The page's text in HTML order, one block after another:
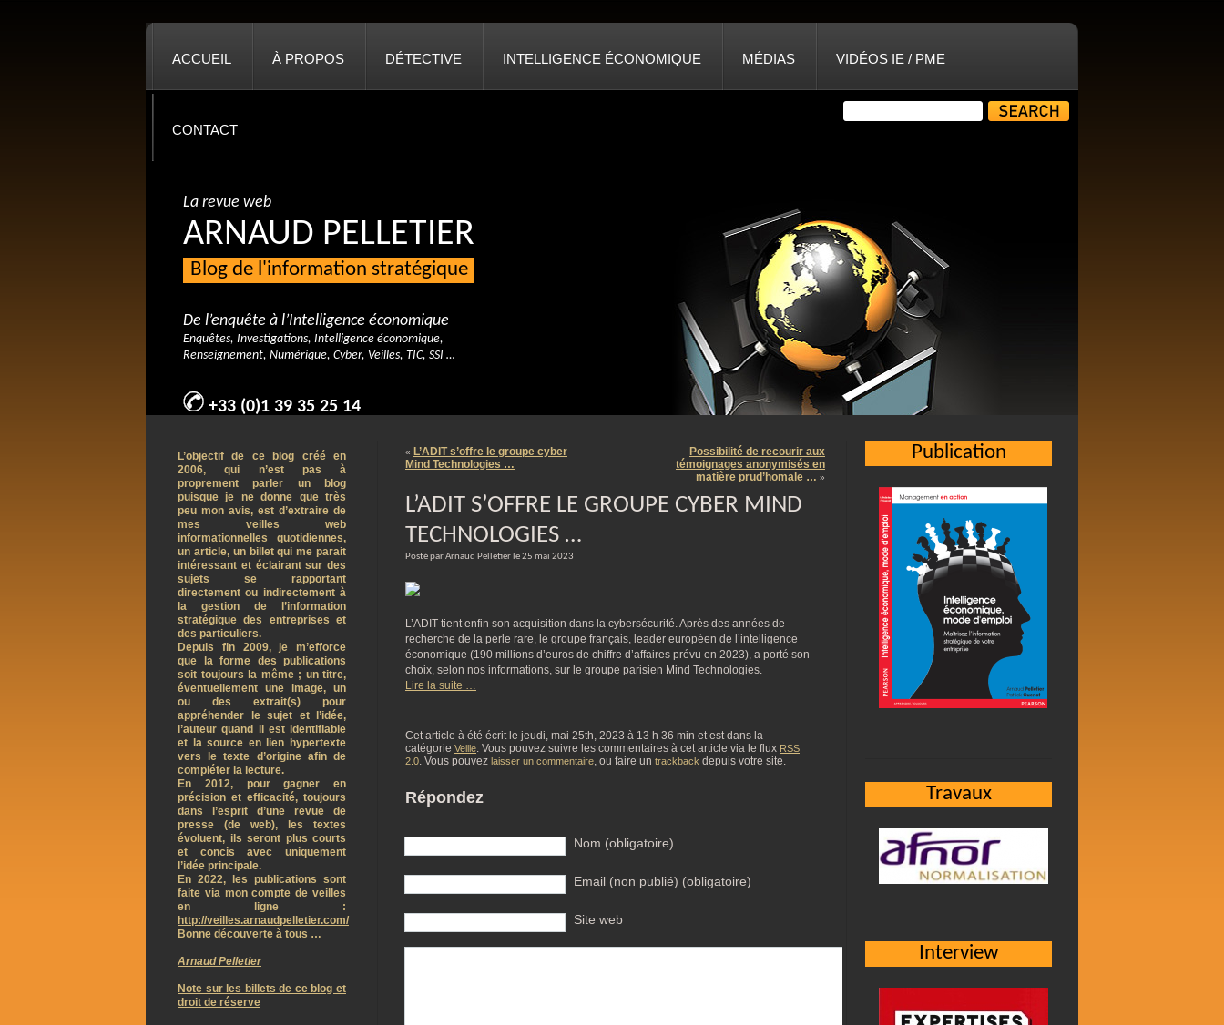
ACCUEIL À PROPOS DÉTECTIVE INTELLIGENCE ÉCONOMIQUE MÉDIAS VIDÉOS IE / PME
CONTACT
La revue web
ARNAUD PELLETIER
Blog de l'information stratégique
De l’enquête à l’Intelligence économique
Enquêtes, Investigations, Intelligence économique,
Renseignement, Numérique, Cyber, Veilles, TIC, SSI …
+33 (0)1 39 35 25 14
« L’ADIT s’offre le groupe cyber
Mind Technologies …
Possibilité de recourir aux
témoignages anonymisés en
matière prud’homale … »
L’ADIT S’OFFRE LE GROUPE CYBER MIND
TECHNOLOGIES …
Posté par Arnaud Pelletier le 25 mai 2023
L’ADIT tient enfin son acquisition dans la cybersécurité. Après des années de
recherche de la perle rare, le groupe français, leader européen de l’intelligence
économique (190 millions d’euros de chiffre d’affaires prévu en 2023), a porté son
choix, selon nos informations, sur le groupe parisien Mind Technologies.
Lire la suite …
Cet article à été écrit le jeudi, mai 25th, 2023 à 13 h 36 min et est dans la
catégorie Veille. Vous pouvez suivre les commentaires à cet article via le flux RSS
2.0. Vous pouvez laisser un commentaire, ou faire un trackback depuis votre site.
Répondez
Nom (obligatoire)
Email (non publié) (obligatoire)
Site web
Publication
Travaux
Interview
L’objectif de ce blog créé en
2006, qui n’est pas à
proprement parler un blog
puisque je ne donne que très
peu mon avis, est d’extraire de
mes veilles web
informationnelles quotidiennes,
un article, un billet qui me parait
intéressant et éclairant sur des
sujets se rapportant
directement ou indirectement à
la gestion de l’information
stratégique des entreprises et
des particuliers.
Depuis fin 2009, je m’efforce
que la forme des publications
soit toujours la même ; un titre,
éventuellement une image, un
ou des extrait(s) pour
appréhender le sujet et l’idée,
l’auteur quand il est identifiable
et la source en lien hypertexte
vers le texte d’origine afin de
compléter la lecture.
En 2012, pour gagner en
précision et efficacité, toujours
dans l’esprit d’une revue de
presse (de web), les textes
évoluent, ils seront plus courts
et concis avec uniquement
l’idée principale.
En 2022, les publications sont
faite via mon compte de veilles
en ligne :
http://veilles.arnaudpelletier.com/
Bonne découverte à tous …
Arnaud Pelletier
Note sur les billets de ce blog et
droit de réserve